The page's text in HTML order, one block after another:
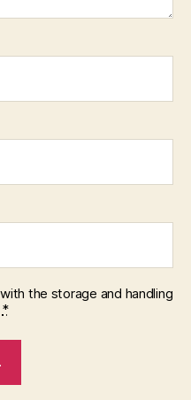
the storage and handling
*